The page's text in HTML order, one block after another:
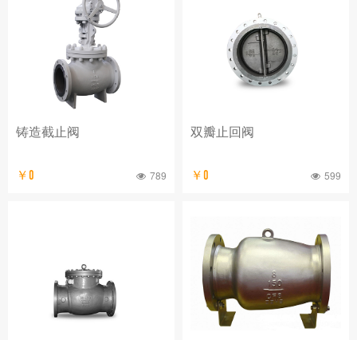
铸造截止阀
￥0 789
双瓣止回阀
￥0 599